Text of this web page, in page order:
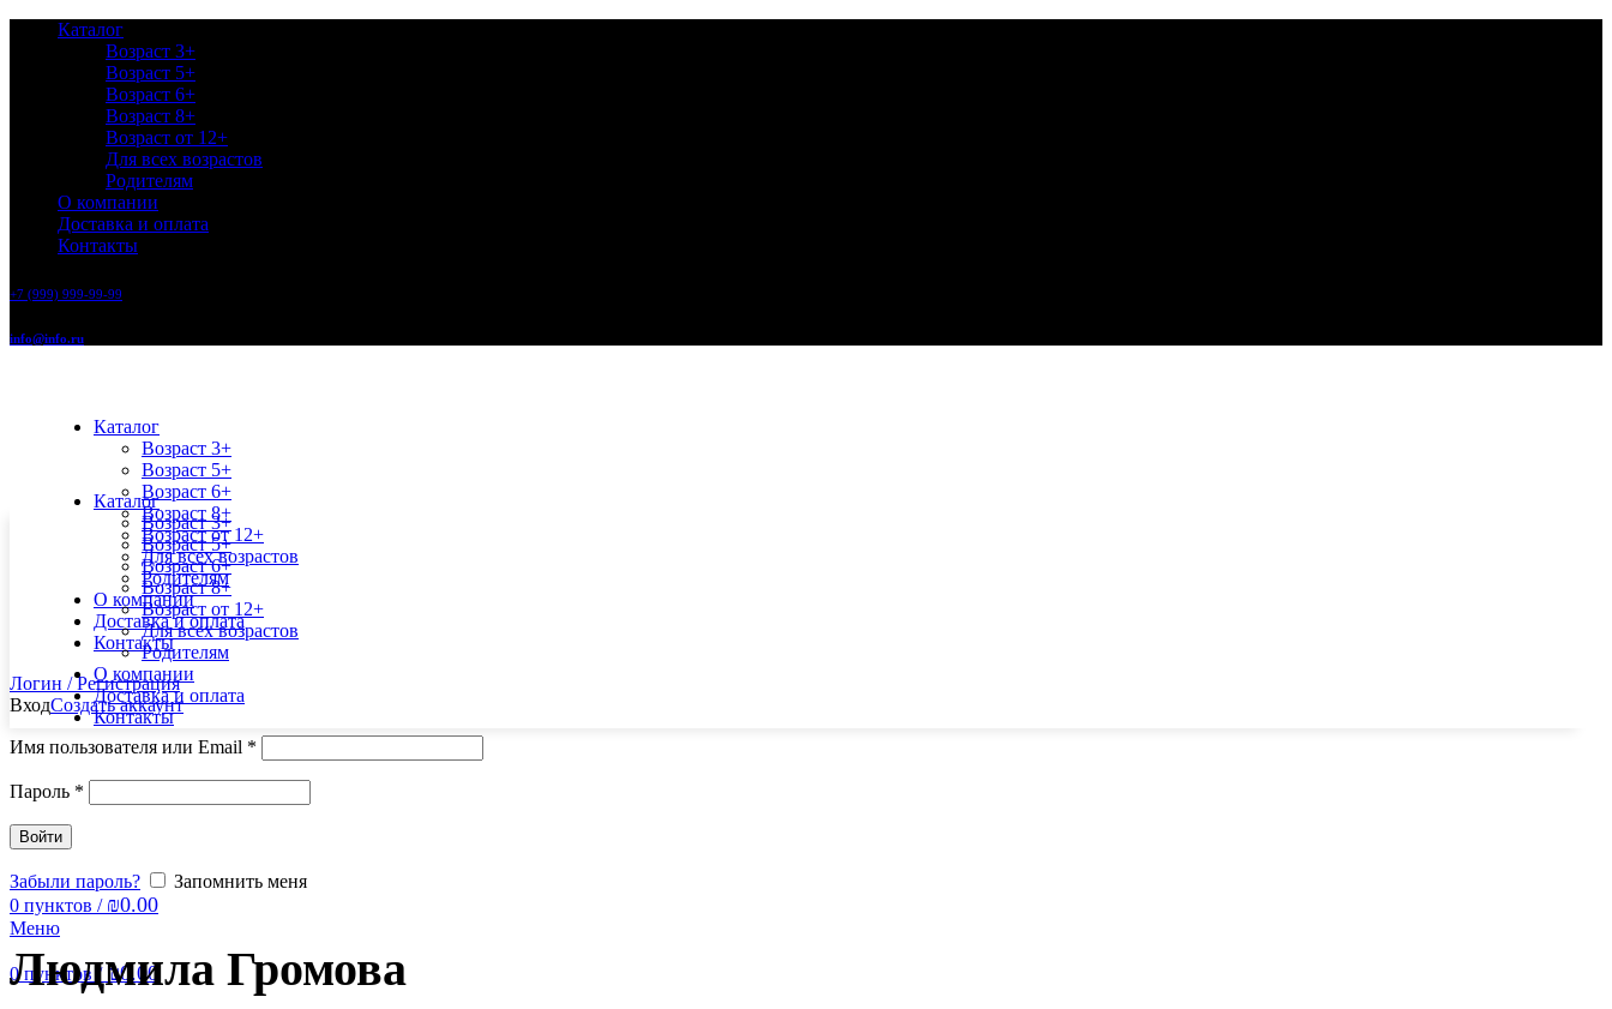
Каталог
Возраст 3+
Возраст 5+
Возраст 6+
Возраст 8+
Возраст от 12+
Для всех возрастов
Родителям
О компании
Доставка и оплата
Контакты
+7 (999) 999-99-99
info@info.ru
Каталог
Возраст 3+
Возраст 5+
Возраст 6+
Возраст 8+
Возраст от 12+
Для всех возрастов
Родителям
О компании
Доставка и оплата
Контакты
Логин / Регистрация
ВходСоздать аккаунт
Имя пользователя или Email *
Пароль *
Войти
Забыли пароль?
Запомнить меня
0 пунктов / ₪0.00
Меню
0пунктов / ₪0.00
Каталог
Возраст 3+
Возраст 5+
Возраст 6+
Возраст 8+
Возраст от 12+
Для всех возрастов
Родителям
О компании
Доставка и оплата
Контакты
Людмила Громова